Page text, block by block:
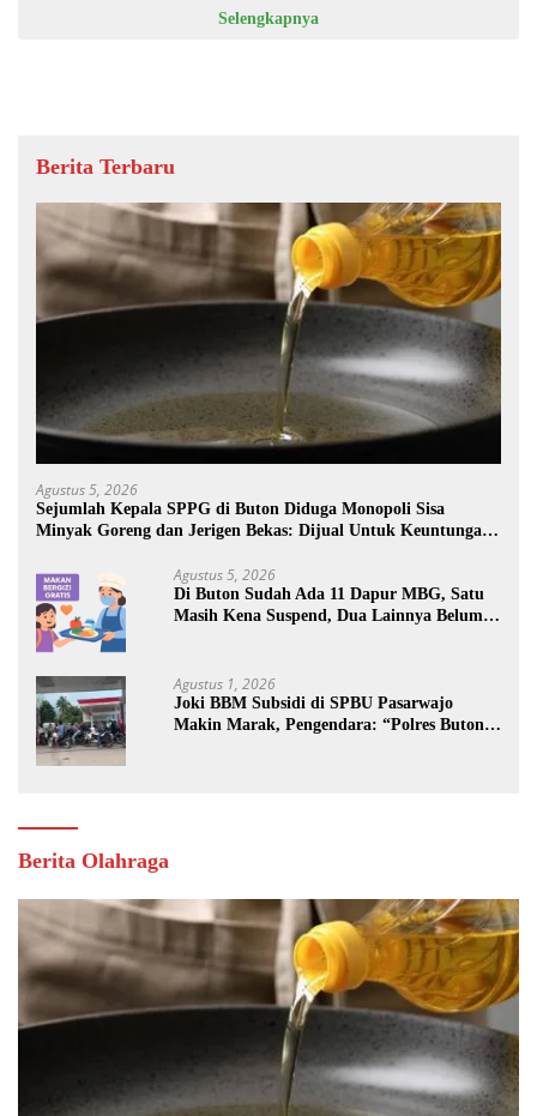
Selengkapnya
Berita Terbaru
Agustus 5, 2026
Sejumlah Kepala SPPG di Buton Diduga Monopoli Sisa
Minyak Goreng dan Jerigen Bekas: Dijual Untuk Keuntungan
Agustus 5, 2026
Di Buton Sudah Ada 11 Dapur MBG, Satu
Masih Kena Suspend, Dua Lainnya Belum
Agustus 1, 2026
Joki BBM Subsidi di SPBU Pasarwajo
Makin Marak, Pengendara: “Polres Buton
Berita Olahraga